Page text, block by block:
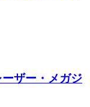
ザー・メガジ